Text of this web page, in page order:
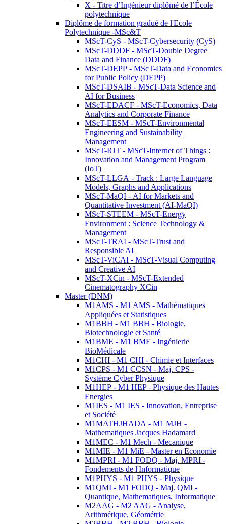
X - Titre d’Ingénieur diplômé de l’École
polytechnique
Diplôme de formation gradué de l'Ecole
Polytechnique -MSc&T
MScT-CyS - MScT-Cybersecurity (CyS)
MScT-DDDF - MScT-Double Degree
Data and Finance (DDDF)
MScT-DEPP - MScT-Data and Economics
for Public Policy (DEPP)
MScT-DSAIB - MScT-Data Science and
AI for Business
MScT-EDACF - MScT-Economics, Data
Analytics and Corporate Finance
MScT-EESM - MScT-Environmental
Engineering and Sustainability
Management
MScT-IOT - MScT-Internet of Things :
Innovation and Management Program
(IoT)
MScT-LLGA - Track : Large Language
Models, Graphs and Applications
MScT-MaQI - AI for Markets and
Quantitative Investment (AI-MaQI)
MScT-STEEM - MScT-Energy
Environment : Science Technology &
Management
MScT-TRAI - MScT-Trust and
Responsible AI
MScT-ViCAI - MScT-Visual Computing
and Creative AI
MScT-XCin - MScT-Extended
Cinematography XCin
Master (DNM)
M1AMS - M1 AMS - Mathématiques
Appliquées et Statistiques
M1BBH - M1 BBH - Biologie,
Biotechnologie et Santé
M1BME - M1 BME - Ingénierie
BioMédicale
M1CHI - M1 CHI - Chimie et Interfaces
M1CPS - M1 CCSN - Maj. CPS -
Système Cyber Physique
M1HEP - M1 HEP - Physique des Hautes
Energies
M1IES - M1 IES - Innovation, Entreprise
et Société
M1MATHJHADA - M1 MJH -
Mathematiques Jacques Hadamard
M1MEC - M1 Mech - Mecanique
M1MIE - M1 MiE - Master en Economie
M1MPRI - M1 FODQ - Maj. MPRI -
Fondements de l'Informatique
M1PHYS - M1 PHYS - Physique
M1QMI - M1 FODQ - Maj. QMI -
Quantique, Mathematiques, Informatique
M2AAG - M2 AAG - Analyse,
Arithmétique, Géométrie